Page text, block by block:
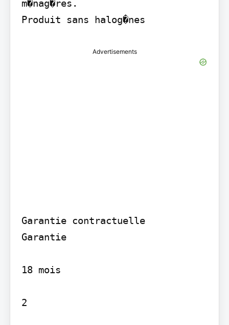
m�nag�res.
Produit sans halog�nes
Advertisements
Garantie contractuelle
Garantie
18 mois
2